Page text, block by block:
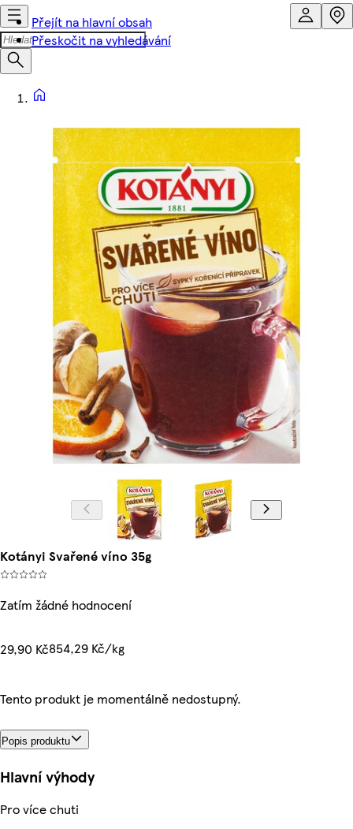
Přejít na hlavní obsah
Přeskočit na vyhledávání
Kotányi Svařené víno 35g
Zatím žádné hodnocení
29,90 Kč854,29 Kč/kg
Tento produkt je momentálně nedostupný.
Popis produktu
Hlavní výhody
Pro více chuti